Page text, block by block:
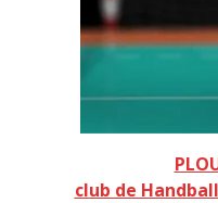
club de Handball